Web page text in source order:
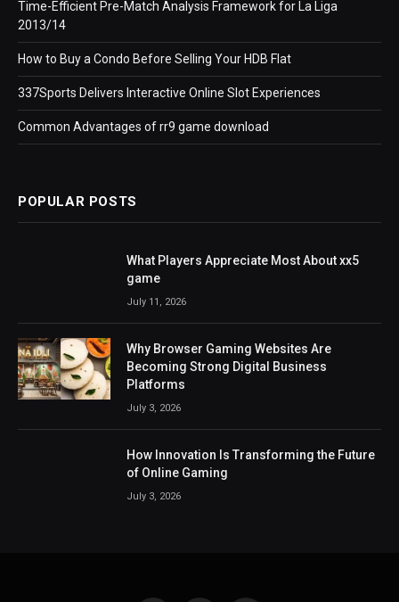
Time-Efficient Pre-Match Analysis Framework for La Liga
2013/14
How to Buy a Condo Before Selling Your HDB Flat
337Sports Delivers Interactive Online Slot Experiences
Common Advantages of rr9 game download
POPULAR POSTS
What Players Appreciate Most About xx5
game
July 11, 2026
Why Browser Gaming Websites Are
Becoming Strong Digital Business
Platforms
July 3, 2026
How Innovation Is Transforming the Future
of Online Gaming
July 3, 2026